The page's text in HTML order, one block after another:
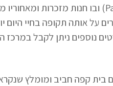
על אותה תקופה בחיי היום
נוספים ניתן לקבל במרכז